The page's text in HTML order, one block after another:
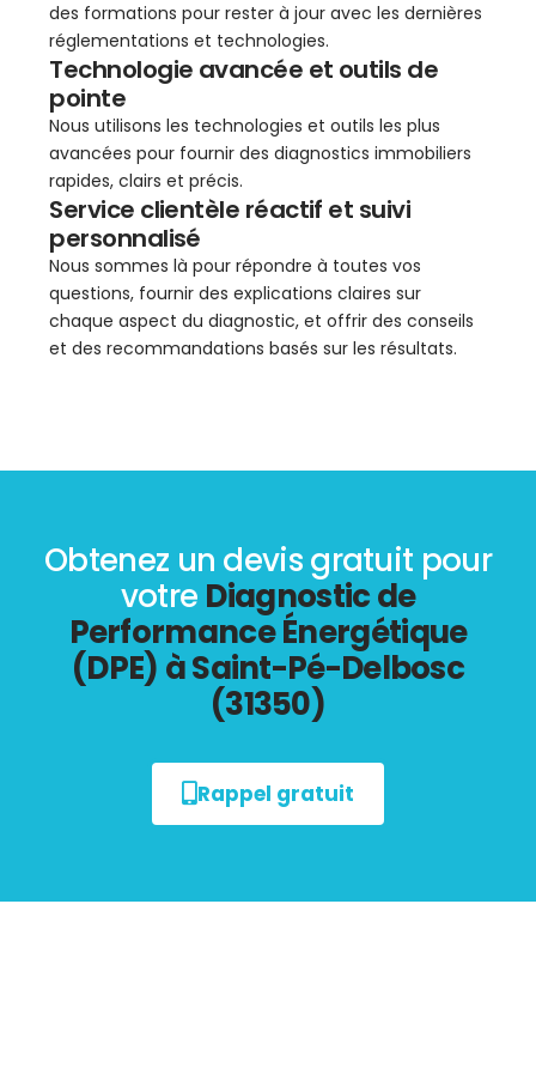
des formations pour rester à jour avec les dernières
réglementations et technologies.
Technologie avancée et outils de
pointe
Nous utilisons les technologies et outils les plus
avancées pour fournir des diagnostics immobiliers
rapides, clairs et précis.
Service clientèle réactif et suivi
personnalisé
Nous sommes là pour répondre à toutes vos
questions, fournir des explications claires sur
chaque aspect du diagnostic, et offrir des conseils
et des recommandations basés sur les résultats.
Obtenez un devis gratuit pour
votre Diagnostic de
Performance Énergétique
(DPE) à Saint-Pé-Delbosc
(31350)
Rappel gratuit